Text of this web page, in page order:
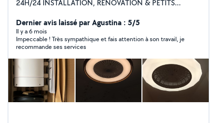
24H/24 INSTALLATION, RÉNOVATION & PETITS
dans l'électricité bâtiment, tertiaire et industriel.
Disponible immédiatement 7j/7 Dépannage d'urgence
24h/24 ________________________________________ Prestations
proposées : Dépannages urgents (pannes, coupures,
disjoncteurs HS) Petites réparations électriques (prises,
interrupteurs, luminaires, sonnettes, etc.) Installation et
rénovation de tableaux électriques Tirage de câbles,
pose de points lumineux et d'appareillages Lecture et
réalisation de plans/schémas électrique Installation de
Dernier avis laissé par Agustina : 5/5
Il y a 6 mois
Impeccable ! Très sympathique et fais attention à son travail, je
recommande ses services